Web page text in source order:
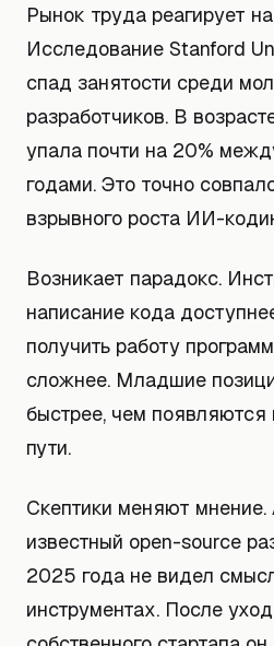
Рынок труда реагирует
Исследование Stanford
спад занятости среди
разработчиков. В
упала почти на 20%
годами. Это точно
взрывного роста ИИ-
Возникает парадокс.
написание кода
получить работу
сложнее. Младшие
быстрее, чем появляются
пути.
Скептики меняют
известный open-source
2025 года не видел
инструментах. После